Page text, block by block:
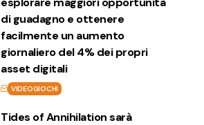
di guadagno e ottenere
facilmente un aumento
giornaliero del 4% dei propri
asset digitali
VIDEOGIOCHI
Tides of Annihilation sarà